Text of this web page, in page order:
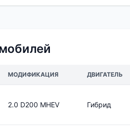
МОДИФИКАЦИЯ ДВИГАТЕЛЬ
2.0 D200 MHEV Гибрид